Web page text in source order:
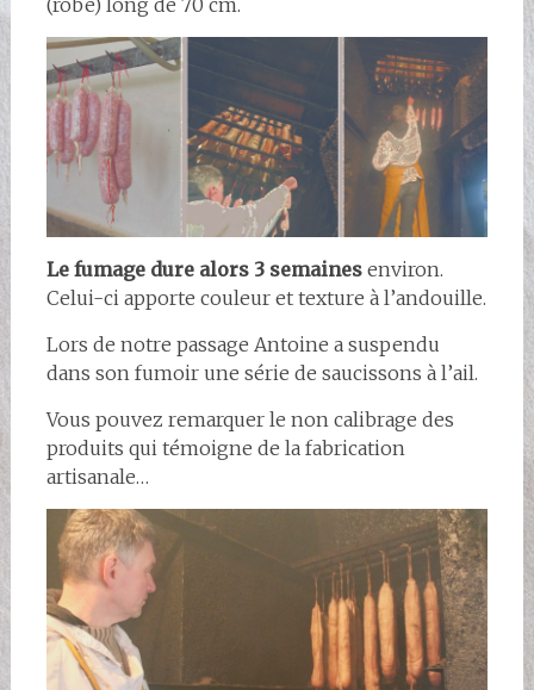
Le fumage dure alors 3 semainesenviron.
Celui-ci apporte couleur et texture à l’andouille.
Lors de notre passage Antoine a suspendu
dans son fumoir une série de saucissons à l’ail.
Vous pouvez remarquer le non calibrage des
produits qui témoigne de la fabrication
artisanale…